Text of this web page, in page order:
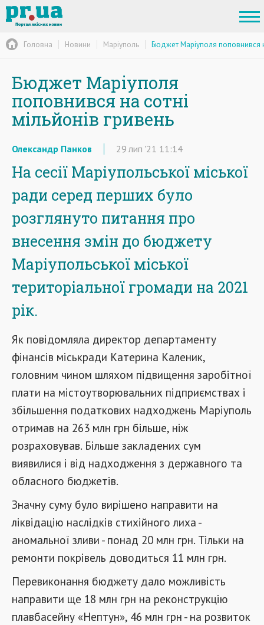
Головна Новини Маріуполь Бюджет Маріуполя поповнився
Бюджет Маріуполя
поповнився на сотні
мільйонів гривень
Олександр Панков 29 лип '21 11:14
На сесії Маріупольської міської
ради серед перших було
розглянуто питання про
внесення змін до бюджету
Маріупольської міської
територіальної громади на 2021
рік.
Як повідомляла директор департаменту
фінансів міськради Катерина Каленик,
головним чином шляхом підвищення заробітної
плати на містоутворювальних підприємствах і
збільшення податкових надходжень Маріуполь
отримав на 263 млн грн більше, ніж
розраховував. Більше закладених сум
виявилися і від надходження з державного та
обласного бюджетів.
Значну суму було вирішено направити на
ліквідацію наслідків стихійного лиха -
аномальної зливи - понад 20 млн грн. Тільки на
ремонти покрівель доводиться 11 млн грн.
Перевиконання бюджету дало можливість
направити ще 18 млн грн на реконструкцію
плавбасейну «Нептун», 46 млн грн - на розвиток